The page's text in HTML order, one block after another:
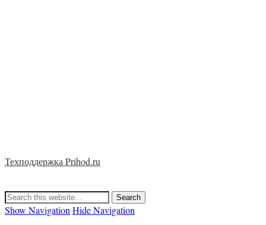
Техподдержка Prihod.ru
Show Navigation Hide Navigation